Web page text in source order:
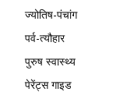
ज्योतिष-पंचांग
पर्व-त्यौहार
पुरुष स्वास्थ्य
पेरेंट्स गाइड